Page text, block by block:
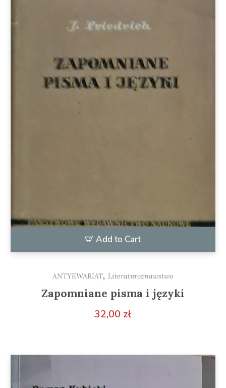
Add to Cart
ANTYKWARIAT, Literaturoznawstwo
Zapomniane pisma i języki
32,00 zł